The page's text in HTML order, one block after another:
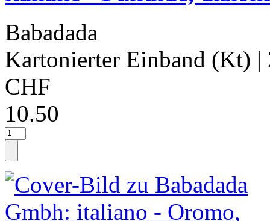
Babadada
Kartonierter Einband (Kt) |
CHF
10.50